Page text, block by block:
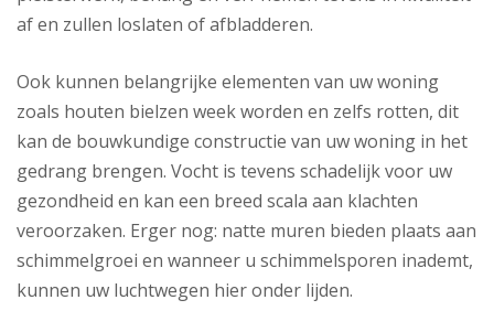
af en zullen loslaten of afbladderen.
Ook kunnen belangrijke elementen van uw woning
zoals houten bielzen week worden en zelfs rotten, dit
kan de bouwkundige constructie van uw woning in het
gedrang brengen. Vocht is tevens schadelijk voor uw
gezondheid en kan een breed scala aan klachten
veroorzaken. Erger nog: natte muren bieden plaats aan
schimmelgroei en wanneer u schimmelsporen inademt,
kunnen uw luchtwegen hier onder lijden.